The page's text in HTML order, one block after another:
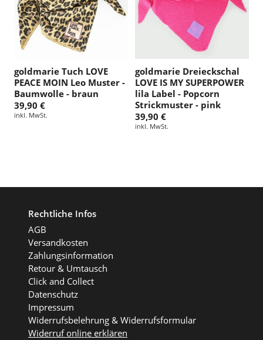
goldmarie Tuch LOVE
PEACE MOIN Leo Muster -
Baumwolle - braun
39,90 €
inkl. MwSt.
goldmarie Dreieckschal
LOVE IS MY SUPERPOWER
lila Label - Popcorn
Strickmuster - pink
39,90 €
inkl. MwSt.
Rechtliche Infos
AGB
Versandkosten
Zahlungsinformation
Retour & Umtausch
Click and Collect
Datenschutz
Impressum
Widerrufsbelehrung & Widerrufsformular
Widerruf online erklären